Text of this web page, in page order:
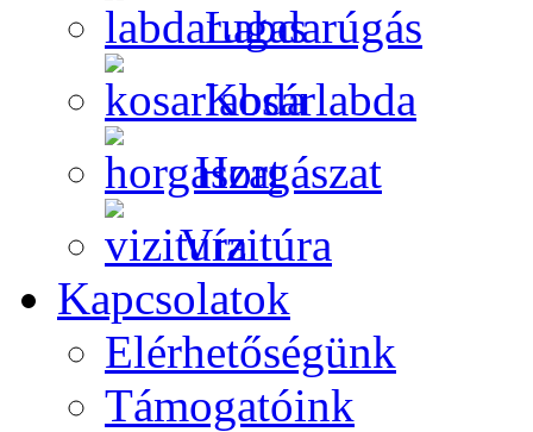
Labdarúgás
Kosárlabda
Horgászat
Vízitúra
Kapcsolatok
Elérhetőségünk
Támogatóink